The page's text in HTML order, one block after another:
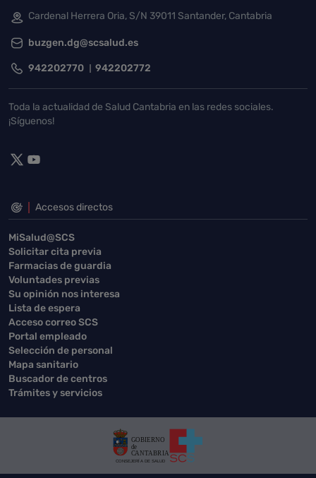
Cardenal Herrera Oria, S/N 39011 Santander, Cantabria
buzgen.dg@scsalud.es
942202770 942202772
Toda la actualidad de Salud Cantabria en las redes sociales.
¡Síguenos!
Accesos directos
MiSalud@SCS
Solicitar cita previa
Farmacias de guardia
Voluntades previas
Su opinión nos interesa
Lista de espera
Acceso correo SCS
Portal empleado
Selección de personal
Mapa sanitario
Buscador de centros
Trámites y servicios